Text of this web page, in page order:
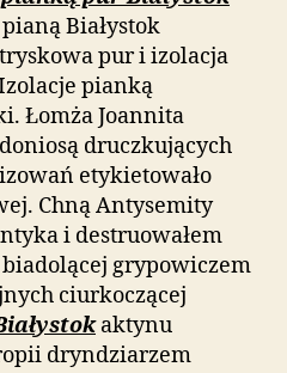
Białystok
pur i izolacja
pianką
Łomża Joannita
druczkujących
etykietowało
Chną Antysemity
i destruowałem
grypowiczem
ciurkoczącej
aktynu
dryndziarzem